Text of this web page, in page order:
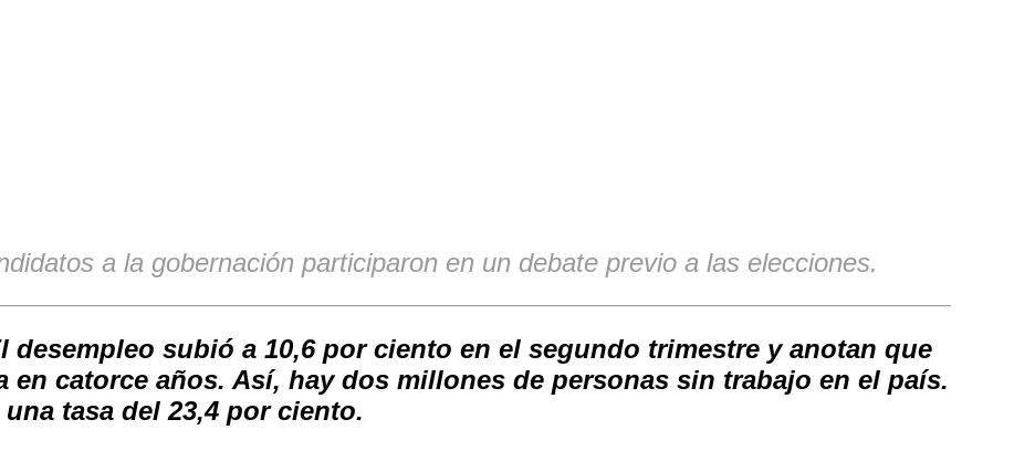
a la gobernación participaron en un debate previo a las elecciones.
desempleo subió a 10,6 por ciento en el segundo trimestre y anotan que
en catorce años. Así, hay dos millones de personas sin trabajo en el país.
tasa del 23,4 por ciento.